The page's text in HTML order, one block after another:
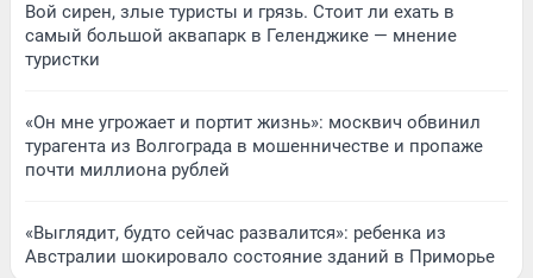
Вой сирен, злые туристы и грязь. Стоит ли ехать в
самый большой аквапарк в Геленджике — мнение
туристки
«Он мне угрожает и портит жизнь»: москвич обвинил
турагента из Волгограда в мошенничестве и пропаже
почти миллиона рублей
«Выглядит, будто сейчас развалится»: ребенка из
Австралии шокировало состояние зданий в Приморье